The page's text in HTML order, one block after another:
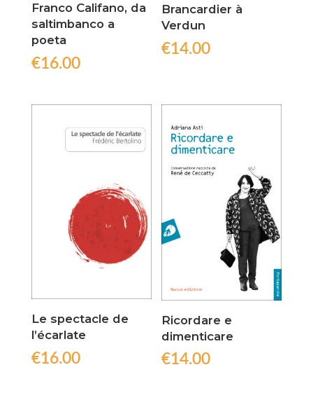
Franco Califano, da
saltimbanco a
poeta
€16.00
Brancardier à
Verdun
€14.00
Le spectacle de
l’écarlate
€16.00
Ricordare e
dimenticare
€14.00